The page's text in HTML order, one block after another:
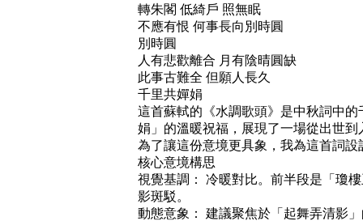
轉朱閣 低綺戶 照無眠
不應有恨 何事長向別時圓
別時圓
人有悲歡離合 月有陰晴圓缺
此事古難全 但願人長久
千里共嬋娟
這首蘇軾的《水調歌頭》是中秋詞中
娟」的溫暖祝福，展現了一場從出世
為了讓這份意境更具象，我為這首詞
核心意境構思
視覺基調： 冷暖對比。前半段是「瓊
影斑駁。
動態意象： 建議聚焦於「起舞弄清影